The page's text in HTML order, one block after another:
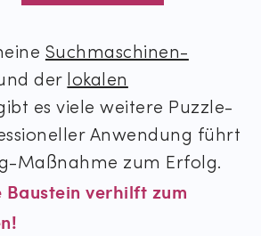
Suchmaschinen-
der lokalen
es viele weitere Puzzle-
Anwendung führt
Maßnahme zum Erfolg.
Baustein verhilft zum